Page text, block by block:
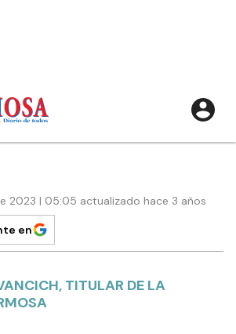
2023 | 05:05 actualizado hace 3 años
en
TITULAR DE LA